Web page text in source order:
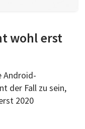
wohl erst
Android-
der Fall zu sein,
2020